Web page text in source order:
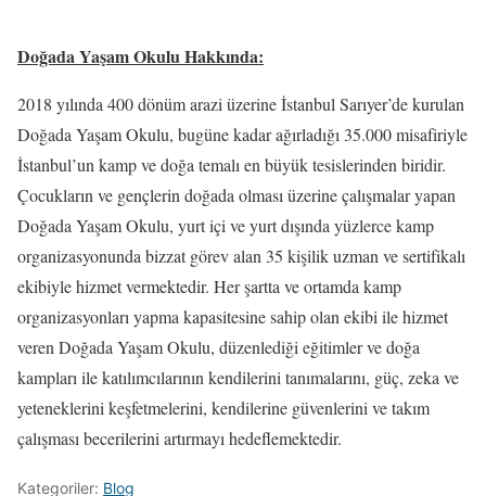
Doğada Yaşam Okulu Hakkında:
2018 yılında 400 dönüm arazi üzerine İstanbul Sarıyer’de kurulan
Doğada Yaşam Okulu, bugüne kadar ağırladığı 35.000 misafiriyle
İstanbul’un kamp ve doğa temalı en büyük tesislerinden biridir.
Çocukların ve gençlerin doğada olması üzerine çalışmalar yapan
Doğada Yaşam Okulu, yurt içi ve yurt dışında yüzlerce kamp
organizasyonunda bizzat görev alan 35 kişilik uzman ve sertifikalı
ekibiyle hizmet vermektedir. Her şartta ve ortamda kamp
organizasyonları yapma kapasitesine sahip olan ekibi ile hizmet
veren Doğada Yaşam Okulu, düzenlediği eğitimler ve doğa
kampları ile katılımcılarının kendilerini tanımalarını, güç, zeka ve
yeteneklerini keşfetmelerini, kendilerine güvenlerini ve takım
çalışması becerilerini artırmayı hedeflemektedir.
Kategoriler: Blog